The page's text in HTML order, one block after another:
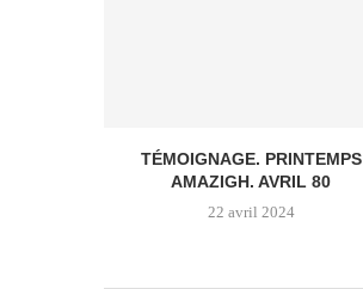
TÉMOIGNAGE. PRINTEMPS
AMAZIGH. AVRIL 80
22 avril 2024